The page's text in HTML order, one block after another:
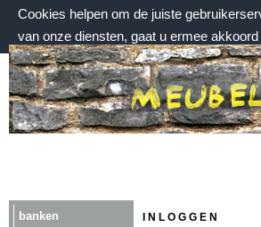
Cookies helpen om de juiste
van onze diensten, gaat u ermee
donderdag 6 augustus 2026, 22:48 uur
Welkom bij Meubelmarktplein.nl
banken
I N L O G G E N